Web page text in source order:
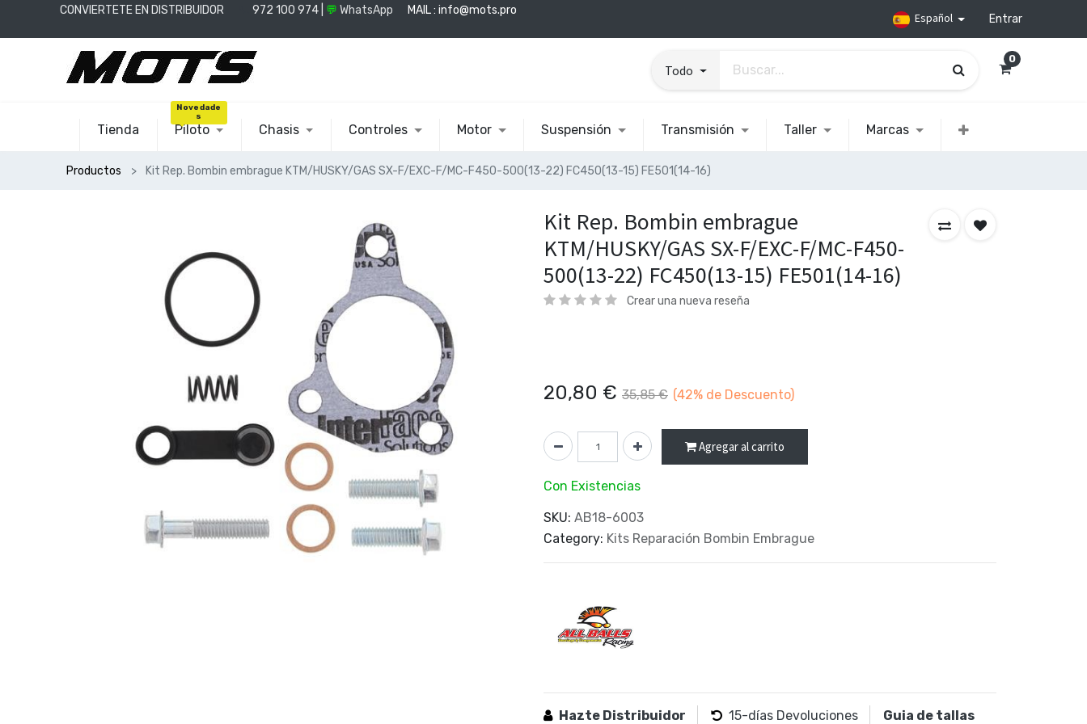
CONVIERTETE EN DISTRIBUIDOR 972 100 974 | 💬 WhatsApp MAIL :info@mots.pro
Español Entrar
Todo
0
Tienda Piloto
Novedade
s
Chasis Controles Motor Suspensión Transmisión Taller Marcas
Productos Kit Rep. Bombin embrague KTM/HUSKY/GAS SX-F/EXC-F/MC-F450-500(13-22) FC450(13-15) FE501(14-16)
Kit Rep. Bombin embrague
KTM/HUSKY/GAS SX-F/EXC-F/MC-F450-
500(13-22) FC450(13-15) FE501(14-16)
Crear una nueva reseña
20,80 € 35,85€ (42% de Descuento)
Agregar al carrito
Con Existencias
SKU: AB18-6003
Category: Kits Reparación Bombin Embrague
Hazte Distribuidor 15-días Devoluciones Guia de tallas